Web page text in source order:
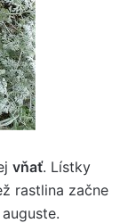
vňať. Lístky
rastlina začne